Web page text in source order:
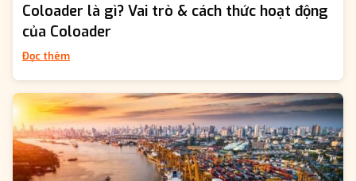
Coloader là gì? Vai trò & cách thức hoạt động
của Coloader
Đọc thêm